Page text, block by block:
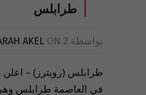
طرابلس
بواسطة AKEL ON 2 أكتوبر 2011
طرابلس (رويترز) –
في العاصمة طرابلس